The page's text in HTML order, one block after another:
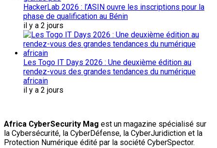
HackerLab 2026 : l’ASIN ouvre les inscriptions pour la
phase de qualification au Bénin
il y a 2 jours
Les Togo IT Days 2026 : Une deuxième édition au
rendez-vous des grandes tendances du numérique
africain
il y a 2 jours
Africa CyberSecurity Mag est un magazine spécialisé sur
la Cybersécurité, la CyberDéfense, la CyberJuridiction et la
Protection Numérique édité par la société CyberSpector.